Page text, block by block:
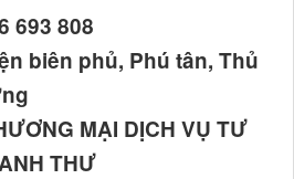
693 808
biên phủ, Phú tân, Thủ
MẠI DỊCH VỤ TƯ
THƯ